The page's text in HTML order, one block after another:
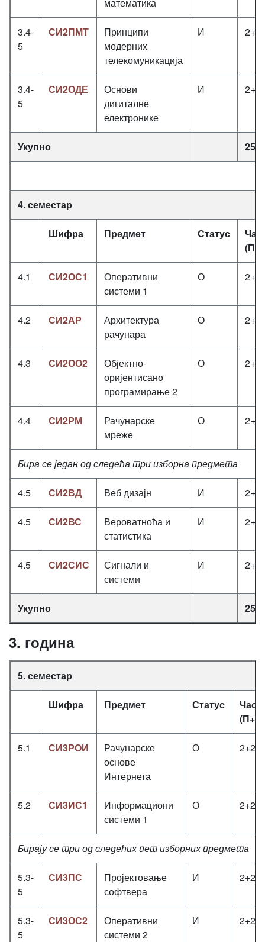
3.4-
5
СИ2ПМТ
Принципи
модерних
телекомуникација
И
3.4-
5
СИ2ОДЕ
Основи
дигиталне
електронике
И
Укупно 25
4. семестар
Шифра Предмет Статус
4.1 СИ2ОС1
Оперативни
системи 1
О
4.2 СИ2АР
Архитектура
рачунара
О
4.3 СИ2ОО2
Објектно-
оријентисано
програмирање 2
О
4.4 СИ2РМ
Рачунарске
мреже
О
Бира се један од следећа три изборна предмета
4.5 СИ2ВД Веб дизајн И
4.5 СИ2ВС
Вероватноћа и
статистика
И
4.5 СИ2СИС
Сигнали и
системи
И
Укупно 25
3. година
5. семестар
Шифра Предмет Статус
5.1 СИ3РОИ
Рачунарске
основе
Интернета
О
5.2 СИ3ИС1
Информациони
системи 1
О
Бирају се три од следећих пет изборних предмета
5.3-
5
СИ3ПС
Пројектовање
софтвера
И
5.3-
5
СИ3ОС2
Оперативни
системи 2
И